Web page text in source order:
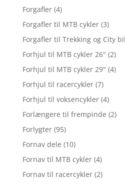
Forgafler (4)
Forgafler til MTB cykler (3)
Forgafler til Trekking og City
Forhjul til MTB cykler 26" (2)
Forhjul til MTB cykler 29" (4)
Forhjul til racercykler (7)
Forhjul til voksencykler (4)
Forlængere til frempinde (2)
Forlygter (95)
Fornav dele (10)
Fornav til MTB cykler (4)
Fornav til racercykler (2)